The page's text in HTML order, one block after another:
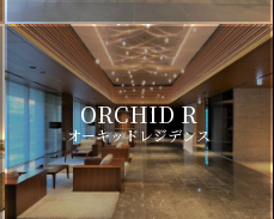
ORCHID R
オーキッドレジデンス